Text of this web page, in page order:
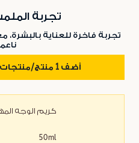
كريم الوجه
50ml
تجربة
تجربة فاخرة للعناية
أضف 1 منتج/منتجات إلى حقيبة التسوق